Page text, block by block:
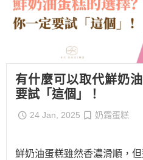
有什麼可以取代鮮奶
要試「這個」！
24 Jan, 2025
奶霜蛋糕
鮮奶油蛋糕雖然香濃滑順，